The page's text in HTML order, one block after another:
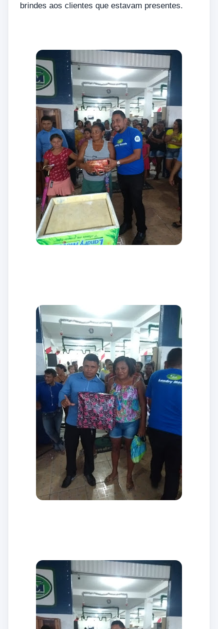
brindes aos clientes que estavam presentes.